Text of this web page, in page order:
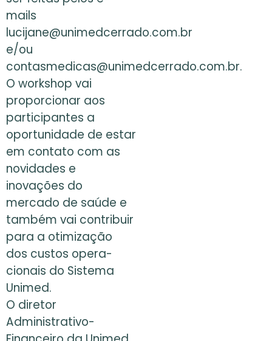
mails
lucijane@unimedcerrado.com.br
e/ou
contasmedicas@unimedcerrado.com.br.
O workshop vai
proporcionar aos
participantes a
oportunidade de estar
em contato com as
novidades e
inovações do
mercado de saúde e
também vai contribuir
para a otimização
dos custos opera-
cionais do Sistema
Unimed.
O diretor
Administrativo-